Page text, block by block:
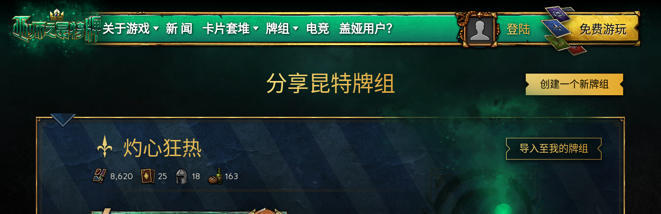
关于游戏
支持
新 闻 卡片套堆
力量的代价
牌组
牌组攻略
电竞 盖娅用户？ 登陆
登出
免费游玩
创建一个新牌组
分享昆特牌组
灼心狂热 导入至我的牌组
8,620 25 18 163